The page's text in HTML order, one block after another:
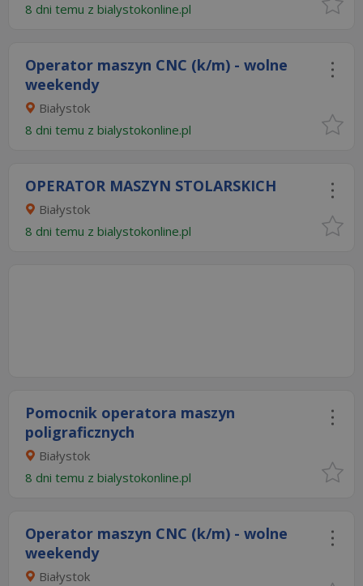
8 dni temu z bialystokonline.pl
Operator maszyn CNC (k/m) - wolne
weekendy
Białystok
8 dni temu z bialystokonline.pl
OPERATOR MASZYN STOLARSKICH
Białystok
8 dni temu z bialystokonline.pl
Pomocnik operatora maszyn
poligraficznych
Białystok
8 dni temu z bialystokonline.pl
Operator maszyn CNC (k/m) - wolne
weekendy
Białystok